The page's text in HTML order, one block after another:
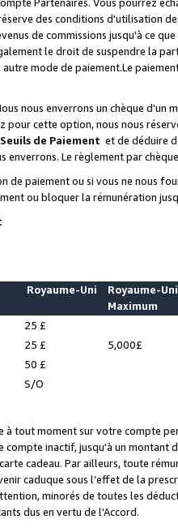
des conditions d'utilisation
de commissions jusqu'à ce
le droit de suspendre la
mode de paiement.Le
nous enverrons un chèque d'un
pour cette option, nous nous
de Paiement et de déduire
enverrons. Le règlement par
de paiement ou si vous ne nous
ou bloquer la rémunération
Royaume-Uni
Royaume-Uni
Maximum
25 £
25 £
5,000£
50 £
S/O
tout moment sur votre compte
compte inactif, jusqu'à un montant
cadeau. Par ailleurs, toute
caduque sous l’effet de la
minorés de toutes les
dus en vertu de l'Accord.